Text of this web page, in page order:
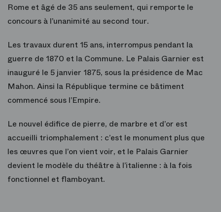
Rome et âgé de 35 ans seulement, qui remporte le
concours à l’unanimité au second tour.
Les travaux durent 15 ans, interrompus pendant la
guerre de 1870 et la Commune. Le Palais Garnier est
inauguré le 5 janvier 1875, sous la présidence de Mac
Mahon. Ainsi la République termine ce bâtiment
commencé sous l’Empire.
Le nouvel édifice de pierre, de marbre et d’or est
accueilli triomphalement : c’est le monument plus que
les œuvres que l’on vient voir, et le Palais Garnier
devient le modèle du théâtre à l’italienne : à la fois
fonctionnel et flamboyant.